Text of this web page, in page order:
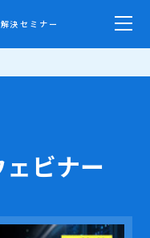
決セミナー
ビナー